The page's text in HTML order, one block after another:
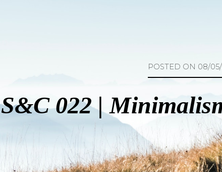
POSTED ON 08/
S&C 022 |